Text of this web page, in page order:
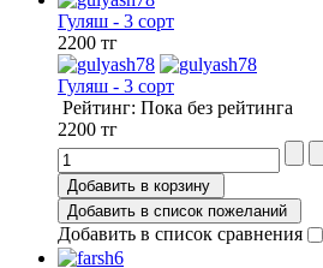
Гуляш - 3 сорт
2200 тг
Гуляш - 3 сорт
Рейтинг: Пока без рейтинга
2200 тг
Добавить в корзину
Добавить в список пожеланий
Добавить в список сравнения